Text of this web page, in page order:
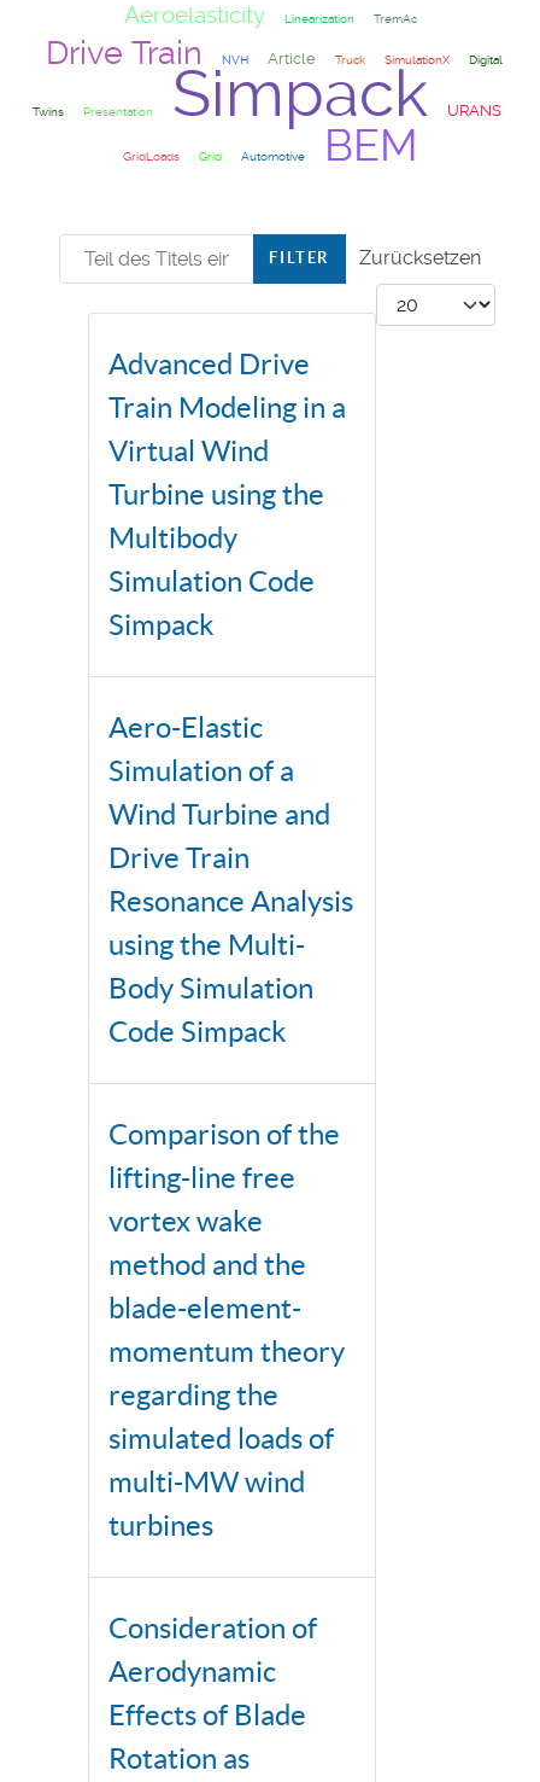
Aeroelasticity Linearization TremAc
Drive Train NVH Article Truck SimulationX Digital
Twins Presentation Simpack URANS
GridLoads Grid Automotive BEM
Teil des Titels eingeben FILTER
Zurücksetzen
Anzeige #
Advanced Drive
Train Modeling in a
Virtual Wind
Turbine using the
Multibody
Simulation Code
Simpack
Aero-Elastic
Simulation of a
Wind Turbine and
Drive Train
Resonance Analysis
using the Multi-
Body Simulation
Code Simpack
Comparison of the
lifting-line free
vortex wake
method and the
blade-element-
momentum theory
regarding the
simulated loads of
multi-MW wind
turbines
Consideration of
Aerodynamic
Effects of Blade
Rotation as